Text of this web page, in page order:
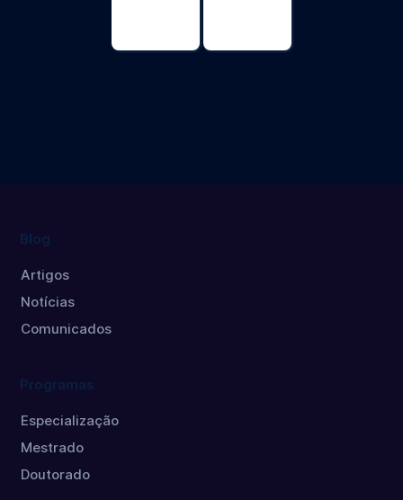
Blog
Artigos
Notícias
Comunicados
Programas
Especialização
Mestrado
Doutorado